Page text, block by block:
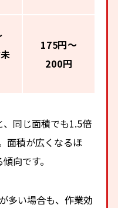
175円～
200円
同じ面積でも1.5倍
面積が広くなるほ
向です。
多い場合も、作業効